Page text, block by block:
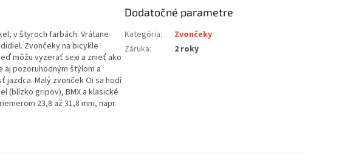
v štyroch farbách. Vrátane
Zvončeky na bicykle
môžu vyzerať sexi a znieť ako
aj pozoruhodným štýlom a
Malý zvonček Oi sa hodí
(blízko gripov), BMX a klasické
23,8 až 31,8 mm, napr.
Dodatočné parametre
Kategória:
Zvončeky
Záruka: 2 roky